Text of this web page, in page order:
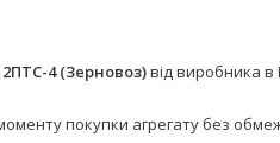
4 (Зерновоз)від виробника
моменту покупки агрегату без